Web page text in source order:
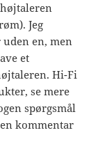
Jeg
uden en, men
et
Hi-Fi
se mere
spørgsmål
kommentar